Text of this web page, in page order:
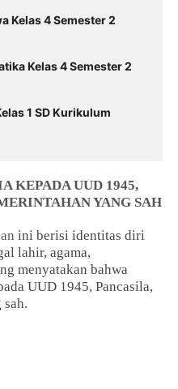
Kelas 4 Semester 2
Kelas 4 Semester 2
1 SD Kurikulum
KEPADA UUD 1945,
YANG SAH
ini berisi identitas diri
lahir, agama,
menyatakan bahwa
UUD 1945, Pancasila,